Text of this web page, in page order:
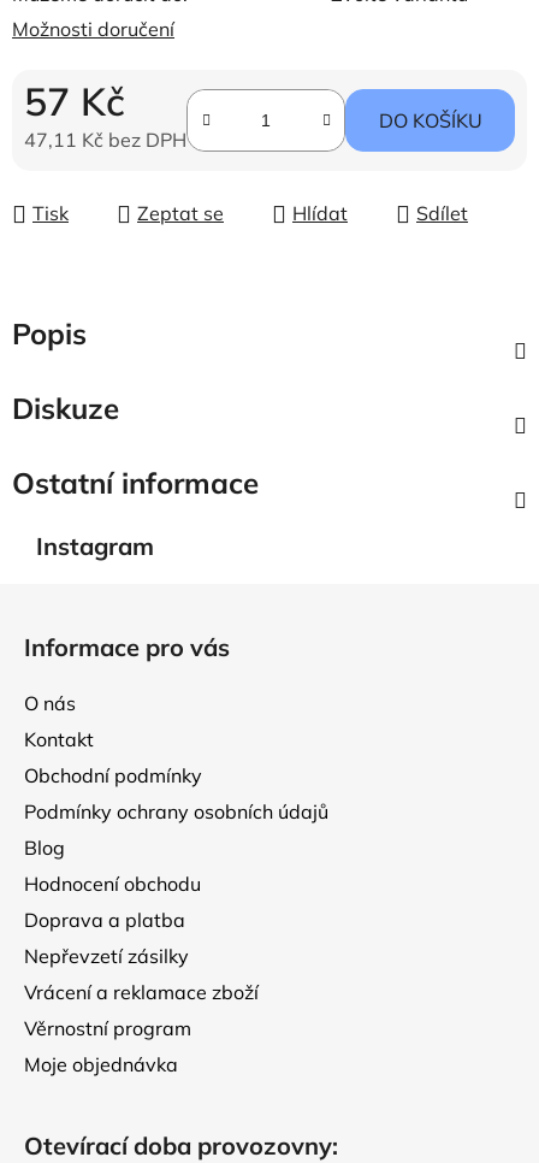
Možnosti doručení
57 Kč
47,11 Kč bez DPH
DO KOŠÍKU
Tisk Zeptat se Hlídat Sdílet
Popis
Diskuze
Ostatní informace
Instagram
Informace pro vás
O nás
Kontakt
Obchodní podmínky
Podmínky ochrany osobních údajů
Blog
Hodnocení obchodu
Doprava a platba
Nepřevzetí zásilky
Vrácení a reklamace zboží
Věrnostní program
Moje objednávka
Otevírací doba provozovny: